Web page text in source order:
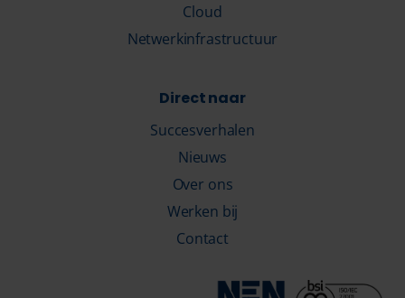
Cloud
Netwerkinfrastructuur
Direct naar
Succesverhalen
Nieuws
Over ons
Werken bij
Contact